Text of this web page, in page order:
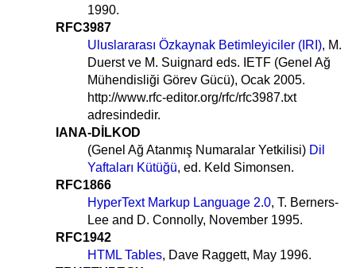
1990.
RFC3987
Uluslararası Özkaynak Betimleyiciler (IRI), M.
Duerst ve M. Suignard eds. IETF (Genel Ağ
Mühendisliği Görev Gücü), Ocak 2005.
http://www.rfc-editor.org/rfc/rfc3987.txt
adresindedir.
IANA-DİLKOD
(Genel Ağ Atanmış Numaralar Yetkilisi) Dil
Yaftaları Kütüğü, ed. Keld Simonsen.
RFC1866
HyperText Markup Language 2.0, T. Berners-
Lee and D. Connolly, November 1995.
RFC1942
HTML Tables, Dave Raggett, May 1996.